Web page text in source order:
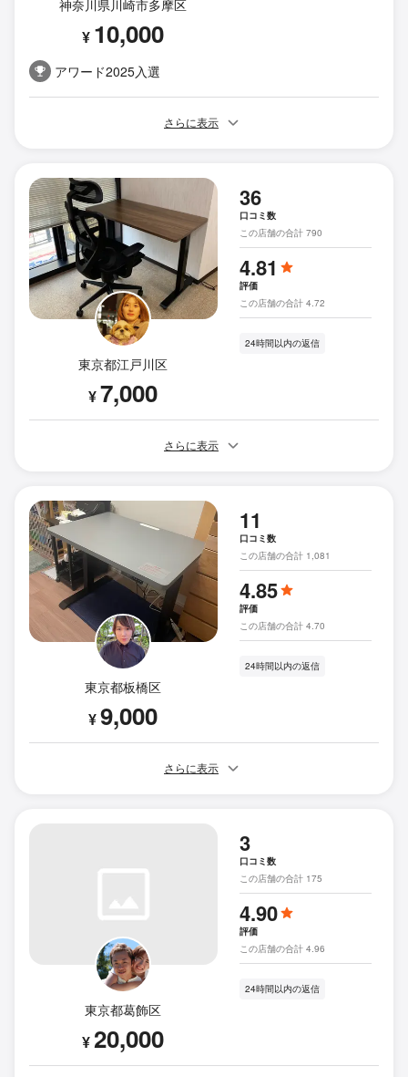
神奈川県川崎市多摩区
¥ 10,000
アワード2025入選
さらに表示
東京都江戸川区
¥7,000
36
口コミ数
この店舗の合計 790
4.81
評価
この店舗の合計 4.72
24時間以内の返信
さらに表示
東京都板橋区
¥9,000
11
口コミ数
この店舗の合計 1,081
4.85
評価
この店舗の合計 4.70
24時間以内の返信
さらに表示
東京都葛飾区
¥20,000
3
口コミ数
この店舗の合計 175
4.90
評価
この店舗の合計 4.96
24時間以内の返信